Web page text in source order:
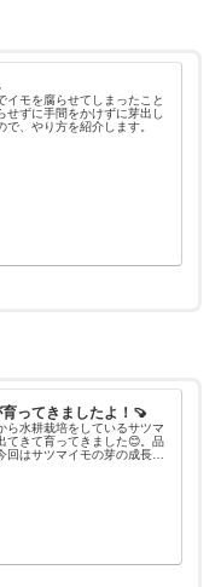
イモを腐らせてしまったこと
せずに手間をかけずに芽出し
で、やり方を紹介します。
ってきましたよ！🍠
ら水耕栽培をしているサツマ
てきて育ってきました😊。品
回はサツマイモの芽の成長状